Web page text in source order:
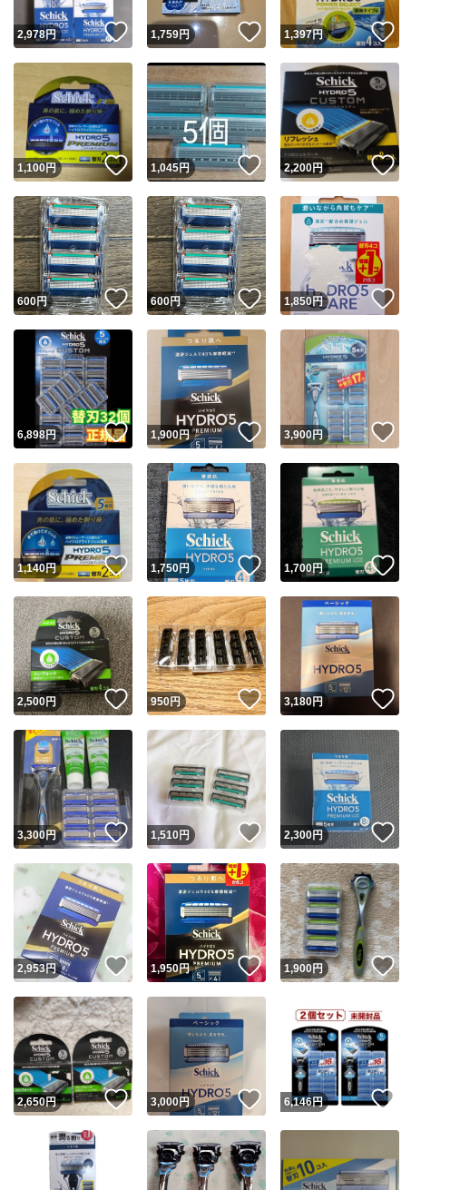
他フリマ実績◯+ このユーザーは他フリマサービスで
スピード&安心発送
※このバッジは実績に基づく表示であり、発送を保証しているもの
スピード＆安心発送
このユーザーは高頻度で24時間以
ます
スピード発送 このユーザーは高頻度で24時間以内
安心発送 このユーザーは設定した発送日数内
出品ページへ
キャンセル
いいね！
2,978円 いいね！
1,759円 いいね！
1,397円
いいね！
1,100円 いいね！
1,045円 いいね！
2,200円 いいね！
いいね！
600円 いいね！
600円 いいね！
1,850円
いね！
6,898円 いいね！
1,900円 いいね！
3,900円
いね！
1,140円 いいね！
1,750円 いいね！
1,700円
いいね！
2,500円 いいね！
950円 いいね！
3,180円 いいね！
いね！
3,300円 いいね！
1,510円 いいね！
2,300円 いいね！
いね！
2,953円 いいね！
1,950円 いいね！
1,900円 いいね！
いね！
2,650円 いいね！
3,000円 いいね！
6,146円